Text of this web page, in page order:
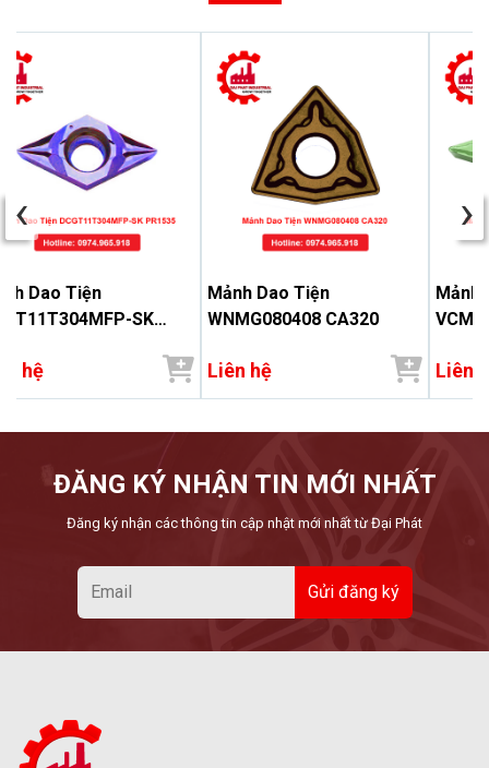
Dao Tiện
SK
hệ
Mảnh Dao Tiện
WNMG080408 CA320
Liên hệ
Mảnh
Liên
‹ ›
ĐĂNG KÝ NHẬN TIN MỚI NHẤT
Đăng ký nhận các thông tin cập nhật mới nhất từ Đại Phát